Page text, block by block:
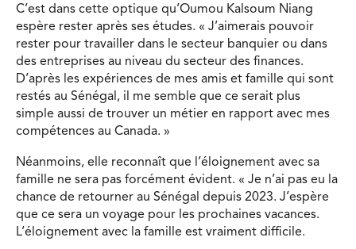
C’est dans cette optique qu’Oumou Kalsoum Niang
espère rester après ses études. « J’aimerais pouvoir
rester pour travailler dans le secteur banquier ou dans
des entreprises au niveau du secteur des finances.
D’après les expériences de mes amis et famille qui sont
restés au Sénégal, il me semble que ce serait plus
simple aussi de trouver un métier en rapport avec mes
compétences au Canada. »
Néanmoins, elle reconnaît que l’éloignement avec sa
famille ne sera pas forcément évident. « Je n’ai pas eu la
chance de retourner au Sénégal depuis 2023. J’espère
que ce sera un voyage pour les prochaines vacances.
L’éloignement avec la famille est vraiment difficile.